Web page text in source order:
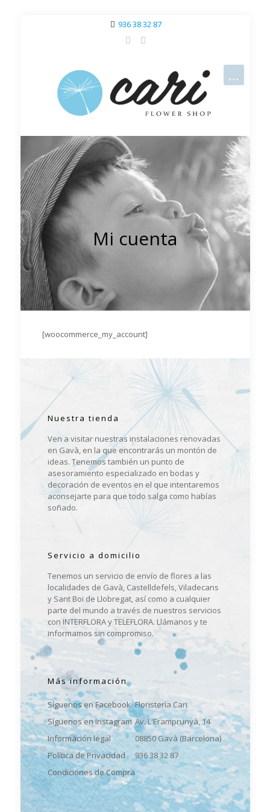
936 38 32 87
Mi cuenta
[woocommerce_my_account]
Nuestra tienda
Ven a visitar nuestras instalaciones renovadas
en Gavà, en la que encontrarás un montón de
ideas. Tenemos también un punto de
asesoramiento especializado en bodas y
decoración de eventos en el que intentaremos
aconsejarte para que todo salga como habías
soñado.
Servicio a domicilio
Tenemos un servicio de envío de flores a las
localidades de Gavà, Castelldefels, Viladecans
y Sant Boi de Llobregat, así como a cualquier
parte del mundo a través de nuestros servicios
con INTERFLORA y TELEFLORA. Llámanos y te
informamos sin compromiso.
Más información
Síguenos en Facebook
Síguenos en Instagram
Información legal
Política de Privacidad
Condiciones de Compra
Floristería Cari
Av. L'Eramprunyà, 14
08850 Gavà (Barcelona)
936 38 32 87